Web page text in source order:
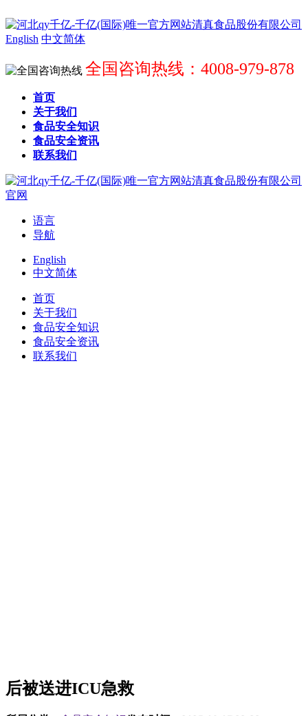
English 中文简体
全国咨询热线：4008-979-878
首页
关于我们
食品安全知识
食品安全资讯
联系我们
语言
导航
English
中文简体
首页
关于我们
食品安全知识
食品安全资讯
联系我们
后被送进ICU急救